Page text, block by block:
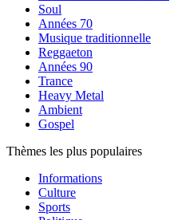
Soul
Années 70
Musique traditionnelle
Reggaeton
Années 90
Trance
Heavy Metal
Ambient
Gospel
Thèmes les plus populaires
Informations
Culture
Sports